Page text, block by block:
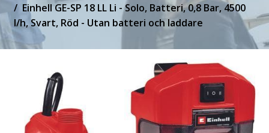
Einhell GE-SP 18 LL Li - Solo, Batteri, 0,8 Bar, 4500
l/h, Svart, Röd - Utan batteri och laddare